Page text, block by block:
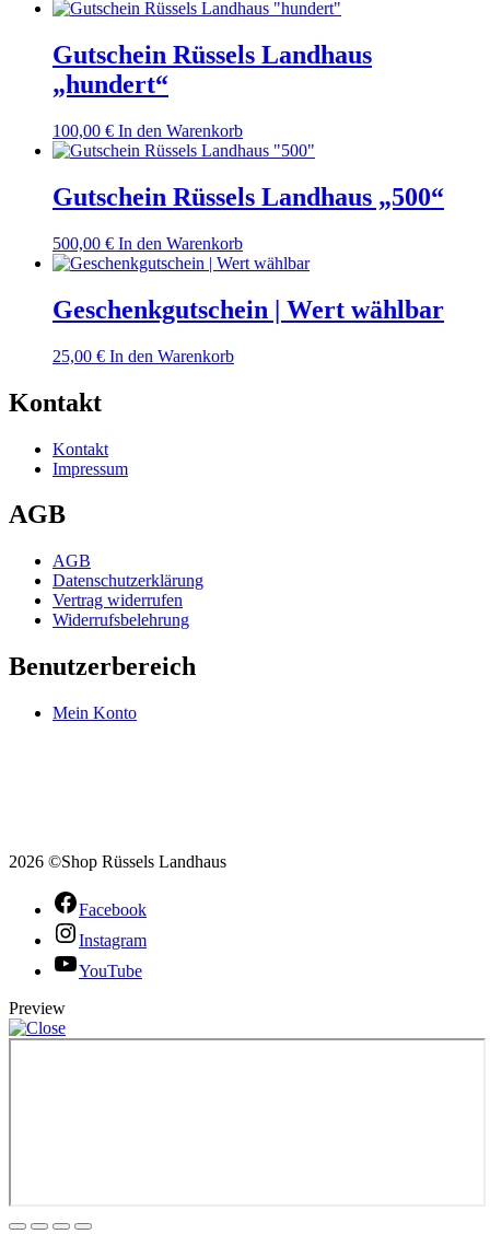
Gutschein Rüssels Landhaus
„hundert“
100,00 € In den Warenkorb
Gutschein Rüssels Landhaus „500“
500,00 € In den Warenkorb
Geschenkgutschein | Wert wählbar
25,00 € In den Warenkorb
Kontakt
Kontakt
Impressum
AGB
AGB
Datenschutzerklärung
Vertrag widerrufen
Widerrufsbelehrung
Benutzerbereich
Mein Konto
2026 ©Shop Rüssels Landhaus
Facebook
Instagram
YouTube
Preview